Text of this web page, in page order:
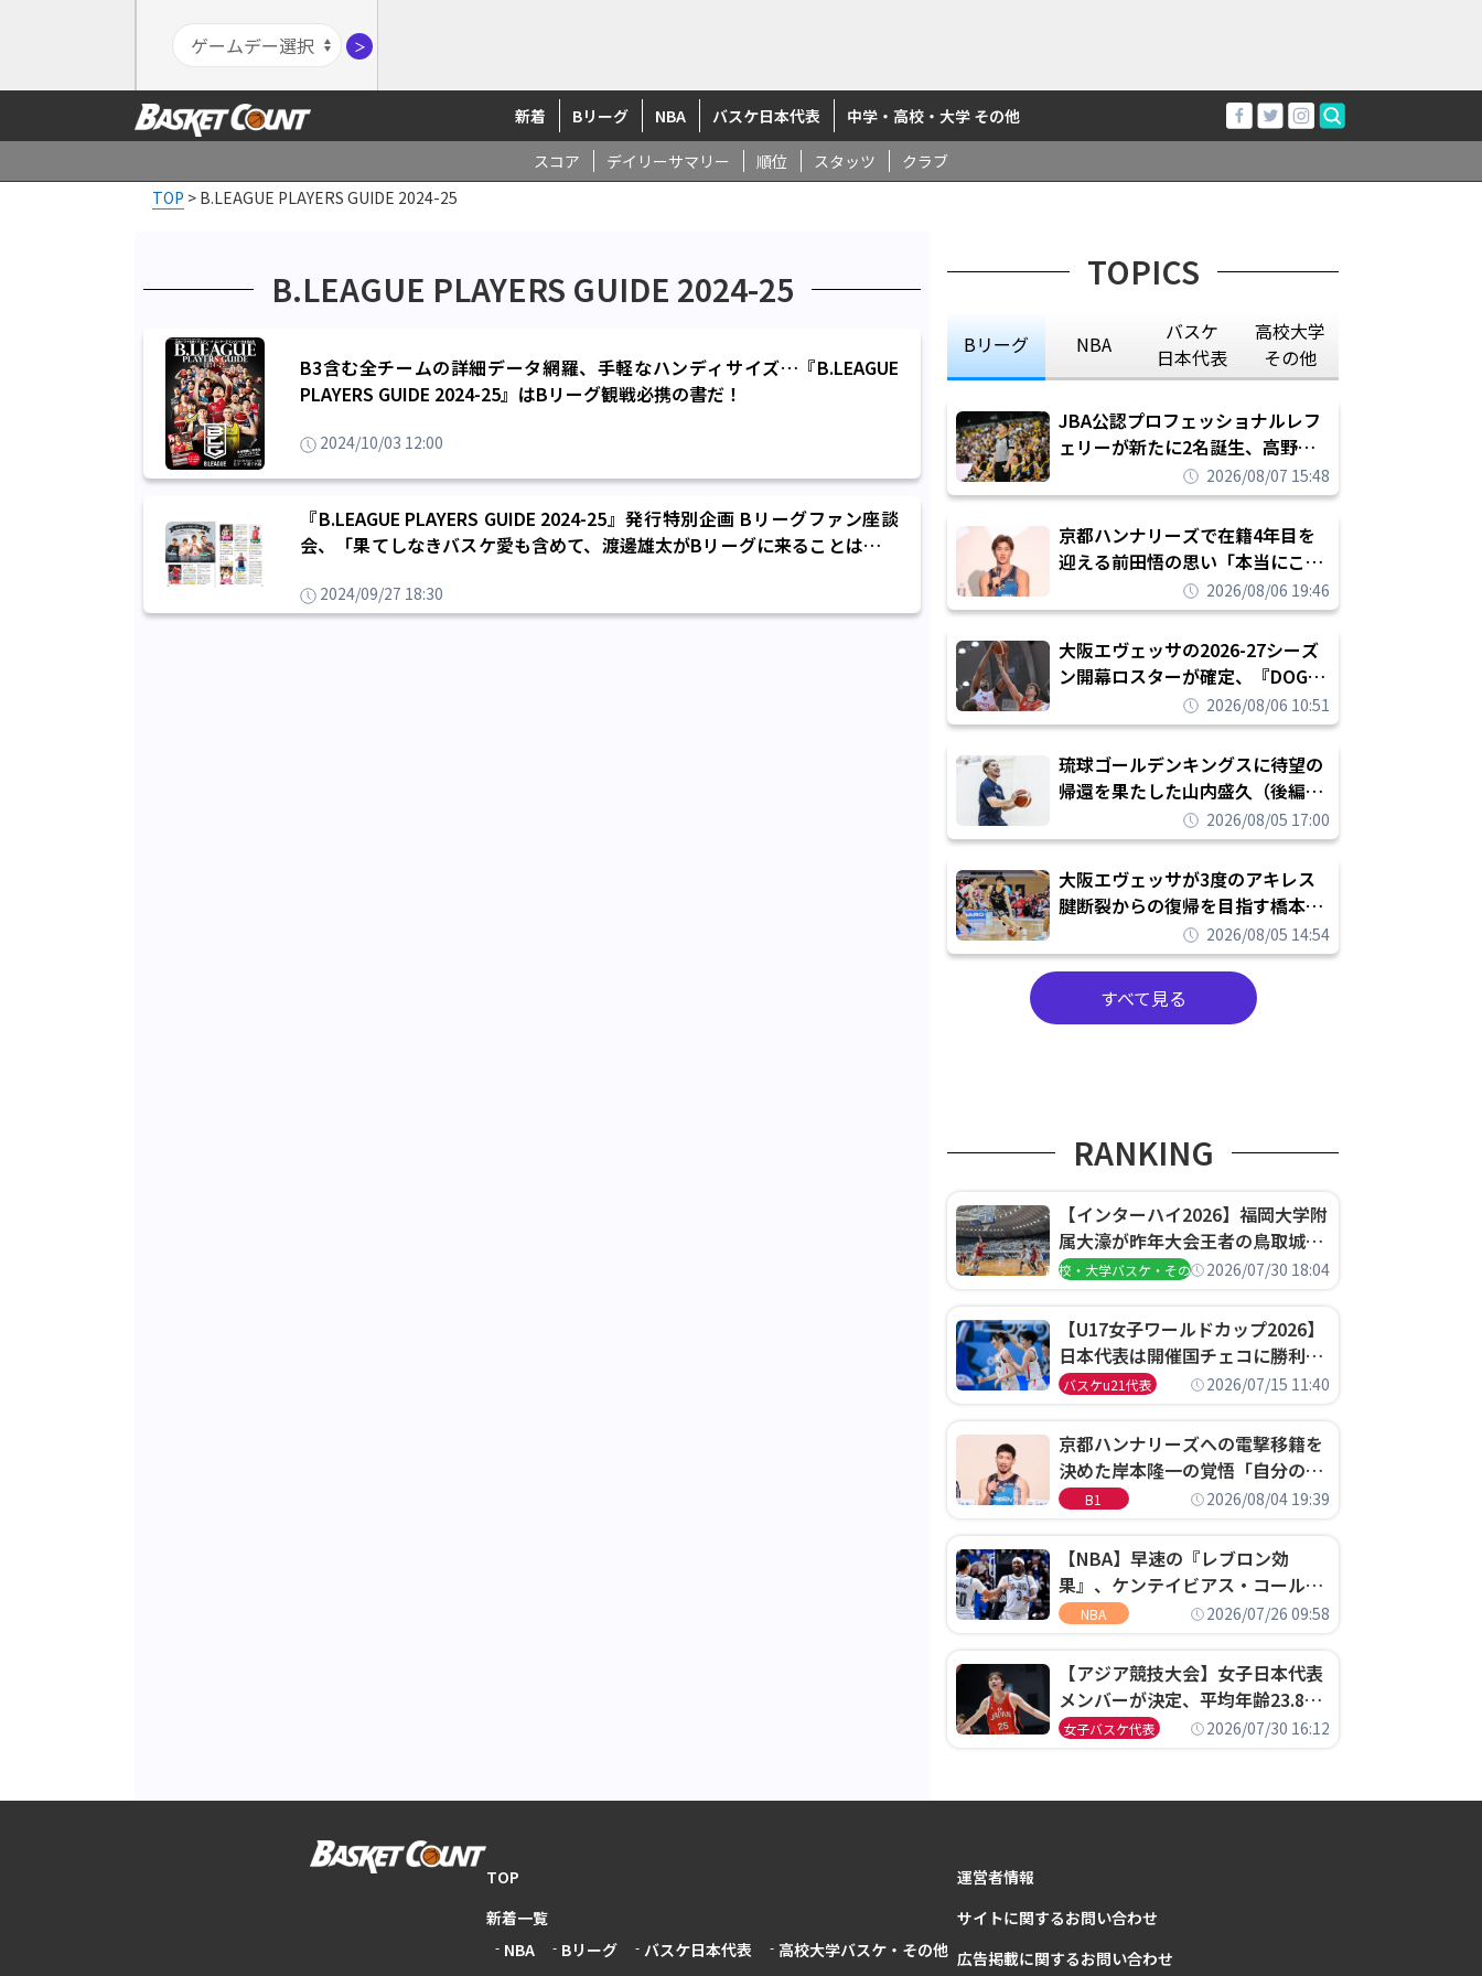
＞
新着 Bリーグ NBA バスケ日本代表 中学・高校・大学 その他
スコア デイリーサマリー 順位 スタッツ
クラブ
TOP > B.LEAGUE PLAYERS GUIDE 2024-25
B.LEAGUE PLAYERS GUIDE 2024-25
B3含む全チームの詳細データ網羅、手軽なハンディサイズ…『B.LEAGUE
PLAYERS GUIDE 2024-25』はBリーグ観戦必携の書だ！
2024/10/03 12:00
『B.LEAGUE PLAYERS GUIDE 2024-25』発行特別企画 Bリーグファン座談
会、「果てしなきバスケ愛も含めて、渡邊雄太がBリーグに来ることはとて
2024/09/27 18:30
TOPICS
Bリーグ NBA
バスケ
日本代表
高校大学
その他
JBA公認プロフェッショナルレフ
ェリーが新たに2名誕生、高野晃
平は16年間続けた会社員生活に別
れを告げてプロ転向を決断
2026/08/07 15:48
京都ハンナリーズで在籍4年目を
迎える前田悟の思い「本当にこの
チームで勝ちたい、負けたまま舐
められたまま終わりたくない」
2026/08/06 19:46
大阪エヴェッサの2026-27シーズ
ン開幕ロスターが確定、『DOG
FIGHT』のチームカルチャーを推
し進めて結果を求めるシーズンへ
2026/08/06 10:51
琉球ゴールデンキングスに待望の
帰還を果たした山内盛久（後編）
「1人のウチナーンチュとしてみ
んなが誇りに思えるチームにして
いく」
2026/08/05 17:00
大阪エヴェッサが3度のアキレス
腱断裂からの復帰を目指す橋本拓
哉と契約を締結「もう一度コート
に立ちたい」
2026/08/05 14:54
すべて見る
RANKING
【インターハイ2026】福岡大学附
属大濠が昨年大会王者の鳥取城北
を撃破、大阪薫英女学院は岐阜女
高校・大学バスケ・その他2026/07/30 18:04
【U17女子ワールドカップ2026】
日本代表は開催国チェコに勝利し
て予選グループ3連勝で首位通
決定
バスケu21代表 2026/07/15 11:40
京都ハンナリーズへの電撃移籍を
決めた岸本隆一の覚悟「自分のエ
ゴというちっぽけなことのため
B1 2026/08/04 19:39
【NBA】早速の『レブロン効
果』、ケンテイビアス・コールド
ウェル・ポープがセブンティシク
NBA 2026/07/26 09:58
【アジア競技大会】女子日本代表
メンバーが決定、平均年齢23.8歳
のフレッシュなメンバーが日本開
女子バスケ代表 2026/07/30 16:12
TOP
新着一覧
NBA
Bリーグ バスケ日本代表 高校大学バスケ・その他
運営者情報
サイトに関するお問い合わせ
広告掲載に関するお問い合わせ